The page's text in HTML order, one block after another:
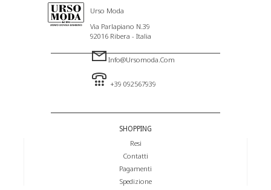
Urso Moda
Via Parlapiano N.39
92016 Ribera - Italia
Info@ursomoda.com
+39 092567939
SHOPPING
Resi
Contatti
Pagamenti
Spedizione